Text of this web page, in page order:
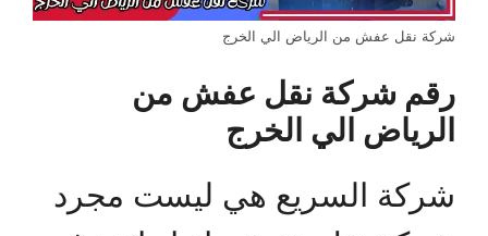
شركة نقل عفش من الرياض الي الخرج
رقم شركة نقل عفش من
الرياض الي الخرج
شركة السريع هي ليست مجرد